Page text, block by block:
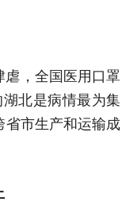
虐，全国医用口罩
北是病情最为集
省市生产和运输成